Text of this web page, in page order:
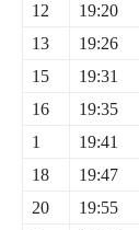
12
19:20
13
19:26
15
19:31
16
19:35
1
19:41
18
19:47
20
19:55